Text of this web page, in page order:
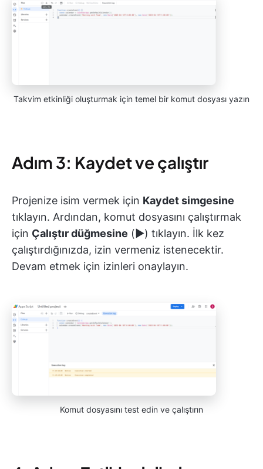
Takvim etkinliği oluşturmak için temel bir komut dosyası yazın
Adım 3: Kaydet ve çalıştır
Projenize isim vermek için Kaydet simgesine
tıklayın. Ardından, komut dosyasını çalıştırmak
için Çalıştır düğmesine (▶️) tıklayın. İlk kez
çalıştırdığınızda, izin vermeniz istenecektir.
Devam etmek için izinleri onaylayın.
Komut dosyasını test edin ve çalıştırın